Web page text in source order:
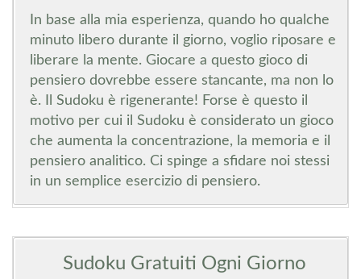
In base alla mia esperienza, quando ho qualche
minuto libero durante il giorno, voglio riposare e
liberare la mente. Giocare a questo gioco di
pensiero dovrebbe essere stancante, ma non lo
è. Il Sudoku è rigenerante! Forse è questo il
motivo per cui il Sudoku è considerato un gioco
che aumenta la concentrazione, la memoria e il
pensiero analitico. Ci spinge a sfidare noi stessi
in un semplice esercizio di pensiero.
Sudoku Gratuiti Ogni Giorno